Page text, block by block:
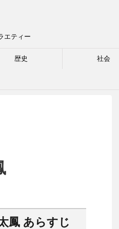
ティー
歴史 社会
鳳 あらすじ